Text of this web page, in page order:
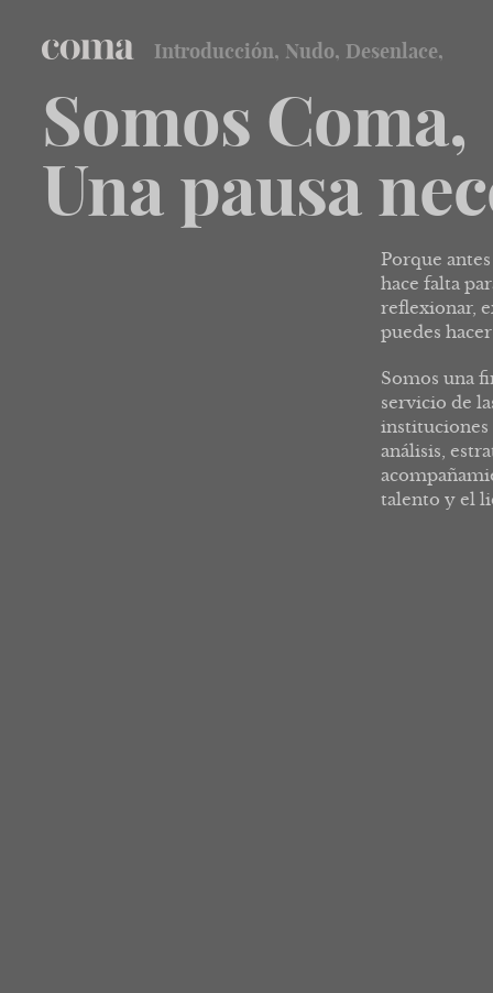
coma Introducción, Nudo, Desenlace,
Somos Coma,
Una pausa
Porque
hace falta
reflexionar,
puedes
Somos una
servicio de
instituciones
análisis,
talento y el